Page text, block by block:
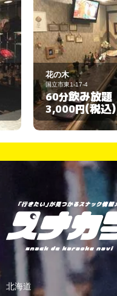
花の木
国立市東1-17-4
60分飲み放題
3,000円(税込)
北海道